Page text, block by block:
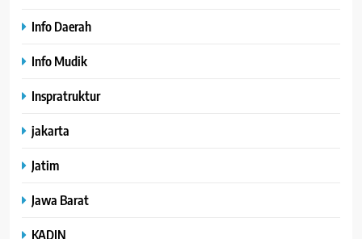
Info Daerah
Info Mudik
Inspratruktur
jakarta
Jatim
Jawa Barat
KADIN